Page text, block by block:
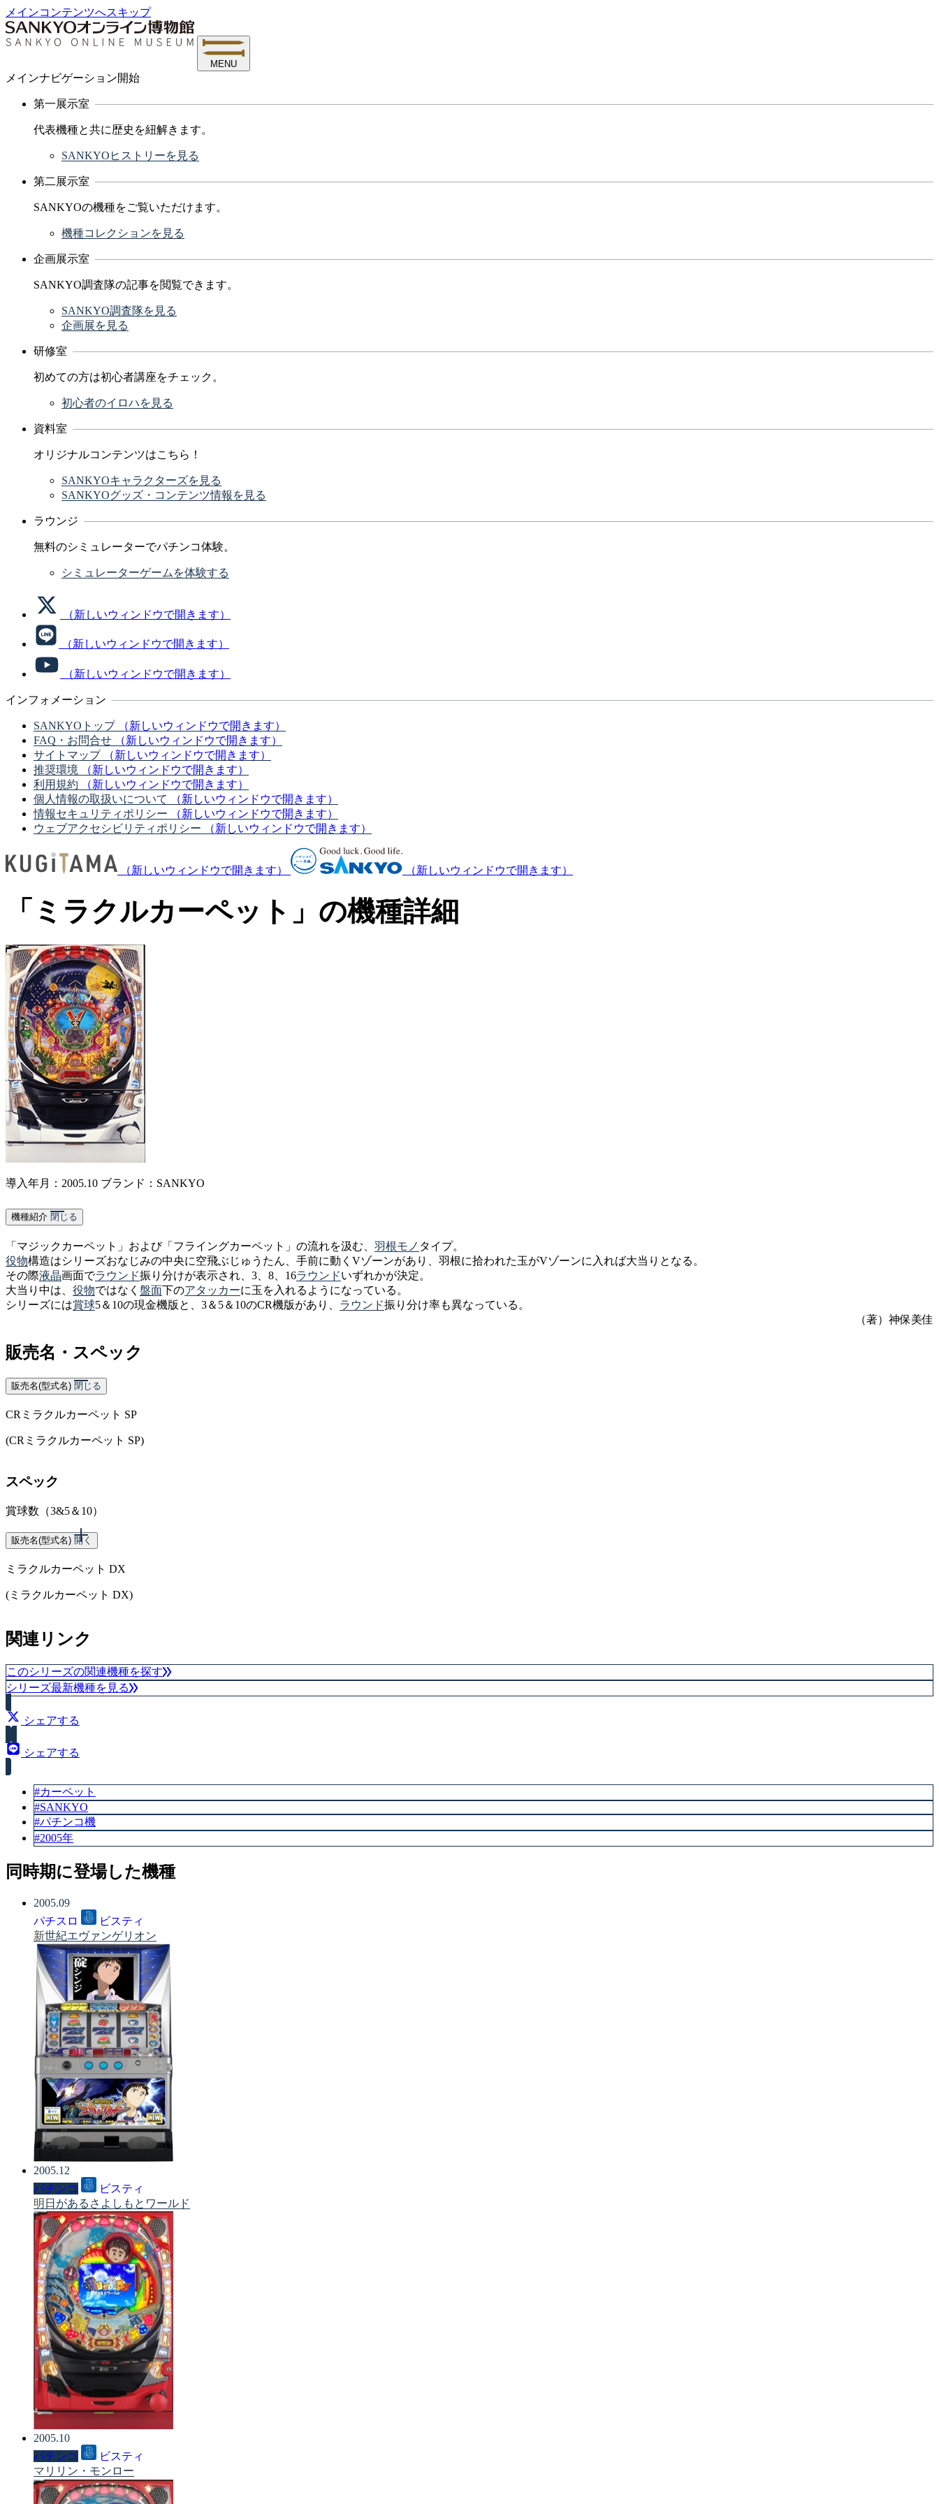
メインコンテンツへスキップ
MENU
メインナビゲーション開始
第一展示室
代表機種と共に歴史を紐解きます。
SANKYOヒストリーを見る
第二展示室
SANKYOの機種をご覧いただけます。
機種コレクションを見る
企画展示室
SANKYO調査隊の記事を閲覧できます。
SANKYO調査隊を見る
企画展を見る
研修室
初めての方は初心者講座をチェック。
初心者のイロハを見る
資料室
オリジナルコンテンツはこちら！
SANKYOキャラクターズを見る
SANKYOグッズ・コンテンツ情報を見る
ラウンジ
無料のシミュレーターでパチンコ体験。
シミュレーターゲームを体験する
（新しいウィンドウで開きます）
（新しいウィンドウで開きます）
（新しいウィンドウで開きます）
インフォメーション
SANKYOトップ
（新しいウィンドウで開きます）
FAQ・お問合せ
（新しいウィンドウで開きます）
サイトマップ
（新しいウィンドウで開きます）
推奨環境
（新しいウィンドウで開きます）
利用規約
（新しいウィンドウで開きます）
個人情報の取扱いについて
（新しいウィンドウで開きます）
情報セキュリティポリシー
（新しいウィンドウで開きます）
ウェブアクセシビリティポリシー
（新しいウィンドウで開きます）
（新しいウィンドウで開きます） （新しいウィンドウで開きます）
「ミラクルカーペット」の機種詳細
導入年月：2005.10 ブランド：SANKYO
機種紹介 閉じる
「マジックカーペット」および「フライングカーペット」の流れを汲む、 羽根モノ タイプ。
役物構造はシリーズおなじみの中央に空飛ぶじゅうたん、手前に動くVゾーンがあり、羽根に拾われた玉がVゾーンに入れば大当りとなる。
その際液晶画面でラウンド振り分けが表示され、3、8、16ラウンドいずれかが決定。
大当り中は、 役物ではなく 盤面下のアタッカーに玉を入れるようになっている。
シリーズには賞球5＆10の現金機版と、3＆5＆10のCR機版があり、 ラウンド振り分け率も異なっている。
（著）神保美佳
販売名・スペック
販売名(型式名) 閉じる
CRミラクルカーペット SP
(CRミラクルカーペット SP)
スペック
賞球数（3&5＆10）
販売名(型式名) 開く
ミラクルカーペット DX
(ミラクルカーペット DX)
スペック
賞球数（5＆10）
関連リンク
このシリーズの関連機種を探す
シリーズ最新機種を見る
シェアする
シェアする
#カーペット
#SANKYO
#パチンコ機
#2005年
同時期に登場した機種
2005.09
パチスロ
ビスティ
新世紀エヴァンゲリオン
2005.12
パチンコ
ビスティ
明日があるさよしもとワールド
2005.10
パチンコ
ビスティ
マリリン・モンロー